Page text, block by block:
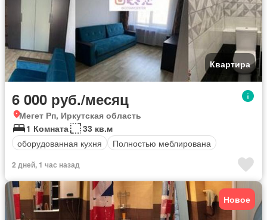
Квартира
6 000 руб./месяц
Мегет Рп, Иркутская область
1 Комната
33 кв.м
оборудованная кухня
Полностью меблирована
2 дней, 1 час назад
Новое